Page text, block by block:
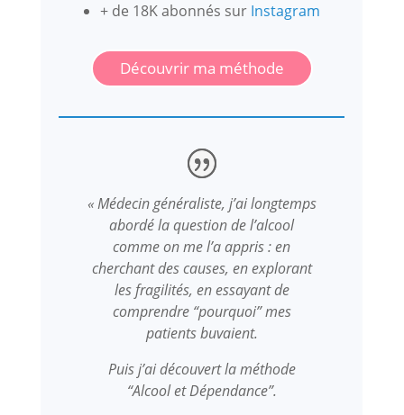
+ de 18K abonnés sur Instagram
Découvrir ma méthode
« Médecin généraliste, j’ai longtemps
abordé la question de l’alcool
comme on me l’a appris : en
cherchant des causes, en explorant
les fragilités, en essayant de
comprendre “pourquoi” mes
patients buvaient.
Puis j’ai découvert la méthode
“Alcool et Dépendance”.